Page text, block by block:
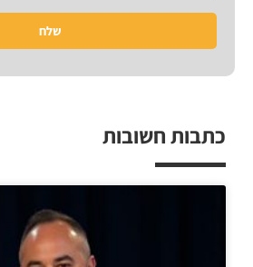
שלח
כתבות חשובות